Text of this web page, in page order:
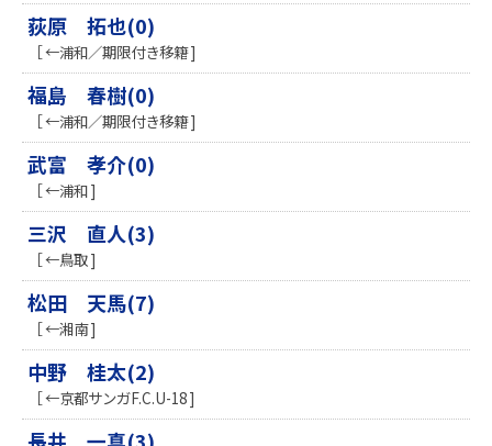
荻原 拓也(0)
［ ←浦和／期限付き移籍 ]
福島 春樹(0)
［ ←浦和／期限付き移籍 ]
武富 孝介(0)
［ ←浦和 ]
三沢 直人(3)
［ ←鳥取 ]
松田 天馬(7)
［ ←湘南 ]
中野 桂太(2)
［ ←京都サンガF.C.U-18 ]